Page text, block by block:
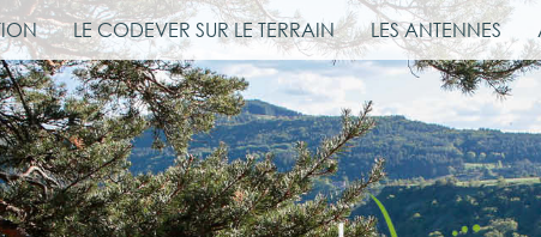
LE CODEVER SUR LE TERRAIN LES ANTENNES